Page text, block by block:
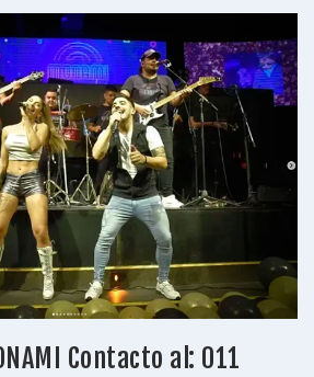
Contacto al: 011